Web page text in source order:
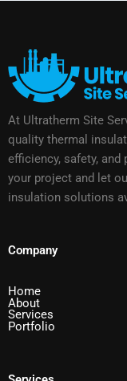
At Ultratherm Site
quality thermal
efficiency, safety,
your project and let
insulation solutions
Company
Home
About
Services
Portfolio